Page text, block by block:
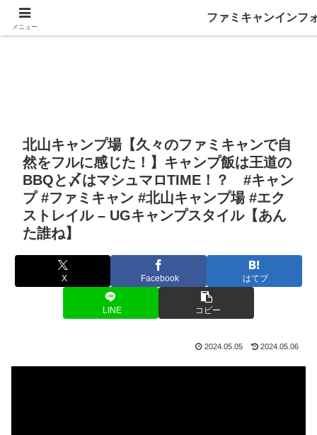
北山キャンプ場【久々のファミキャンで自
然をフルに感じた！】キャンプ飯は王道の
BBQと〆はマシュマロTIME！？ #キャン
プ #ファミキャン #北山キャンプ場 #エク
ストレイル – UGキャンプスタイル【あん
た誰ね】
X Facebook はてブ
LINE コピー
2024.05.05 2024.05.06
メニュー
ファミキャンインフ